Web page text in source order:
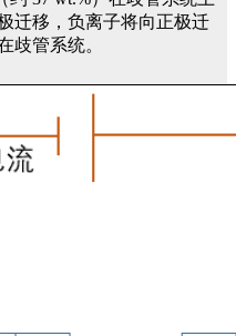
迁移，负离子将向正极迁
歧管系统。